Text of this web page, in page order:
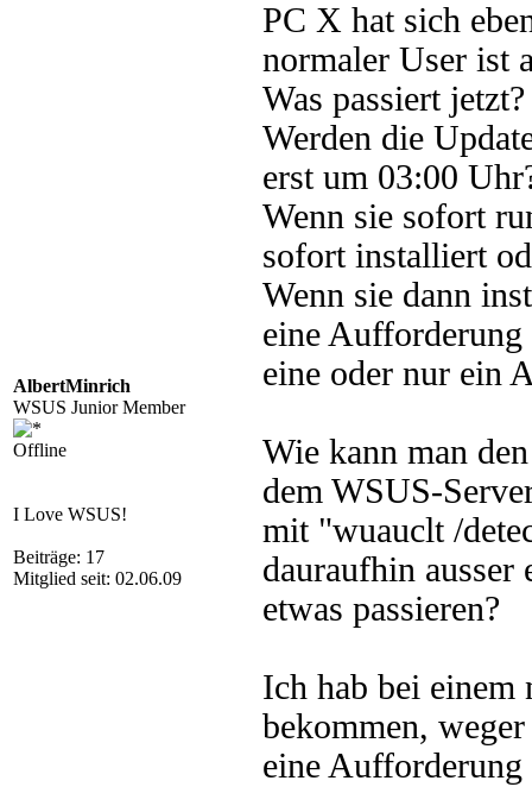
AlbertMinrich
WSUS Junior Member
Offline
I Love WSUS!
Beiträge: 17
Mitglied seit: 02.06.09
PC X hat sich
normaler User ist
Was passiert jetzt?
Werden die
erst um 03:00
Wenn sie sofort
sofort installiert
Wenn sie dann
eine
eine oder nur ein
Wie kann man
dem WSUS-
mit "wuauclt /
dauraufhin
etwas passieren?
Ich hab bei einem
bekommen,
eine Aufforderung